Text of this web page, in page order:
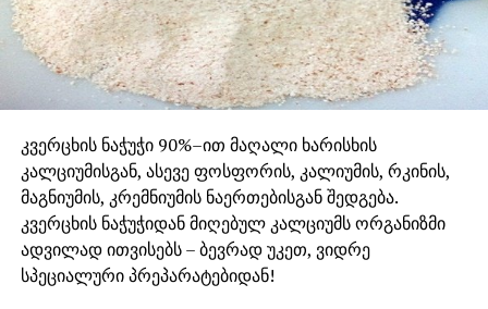
კვერცხის ნაჭუჭი 90%–ით მაღალი ხარისხის
კალციუმისგან, ასევე ფოსფორის, კალიუმის, რკინის,
მაგნიუმის, კრემნიუმის ნაერთებისგან შედგება.
კვერცხის ნაჭუჭიდან მიღებულ კალციუმს ორგანიზმი
ადვილად ითვისებს – ბევრად უკეთ, ვიდრე
სპეციალური პრეპარატებიდან!